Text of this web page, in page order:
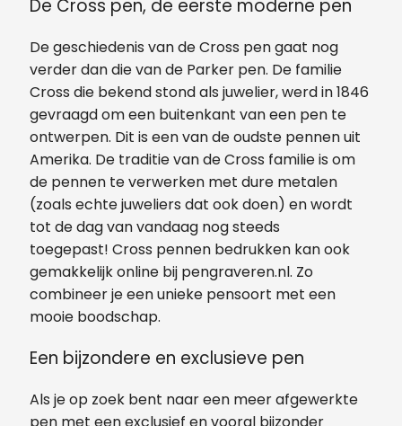
De Cross pen, de eerste moderne pen
De geschiedenis van de Cross pen gaat nog
verder dan die van de Parker pen. De familie
Cross die bekend stond als juwelier, werd in 1846
gevraagd om een buitenkant van een pen te
ontwerpen. Dit is een van de oudste pennen uit
Amerika. De traditie van de Cross familie is om
de pennen te verwerken met dure metalen
(zoals echte juweliers dat ook doen) en wordt
tot de dag van vandaag nog steeds
toegepast! Cross pennen bedrukken kan ook
gemakkelijk online bij pengraveren.nl. Zo
combineer je een unieke pensoort met een
mooie boodschap.
Een bijzondere en exclusieve pen
Als je op zoek bent naar een meer afgewerkte
pen met een exclusief en vooral bijzonder